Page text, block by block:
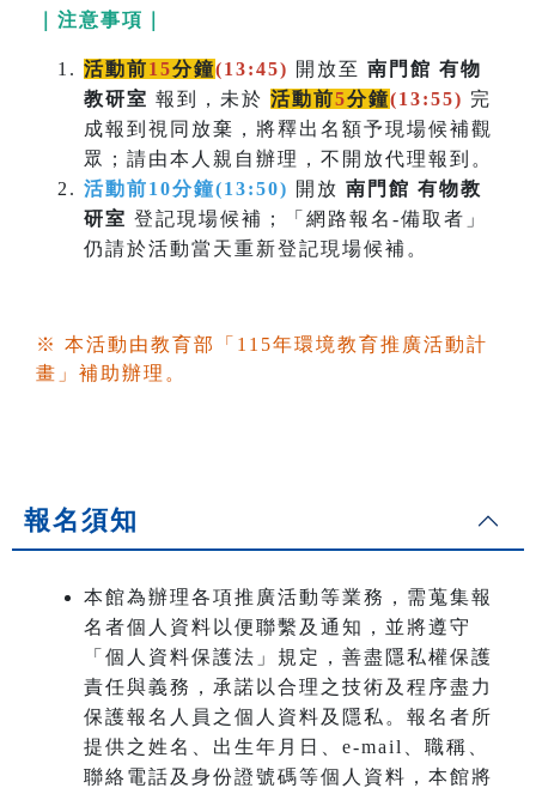
｜注意事項｜
活動前15分鐘(13:45) 開放至 南門館 有物
教研室 報到，未於 活動前5分鐘(13:55) 完
成報到視同放棄，將釋出名額予現場候補觀
眾；請由本人親自辦理，不開放代理報到。
活動前10分鐘(13:50) 開放 南門館 有物教
研室 登記現場候補；「網路報名-備取者」
仍請於活動當天重新登記現場候補。
※ 本活動由教育部「115年環境教育推廣活動計
畫」補助辦理。
報名須知
本館為辦理各項推廣活動等業務，需蒐集報
名者個人資料以便聯繫及通知，並將遵守
「個人資料保護法」規定，善盡隱私權保護
責任與義務，承諾以合理之技術及程序盡力
保護報名人員之個人資料及隱私。報名者所
提供之姓名、出生年月日、e-mail、職稱、
聯絡電話及身份證號碼等個人資料，本館將